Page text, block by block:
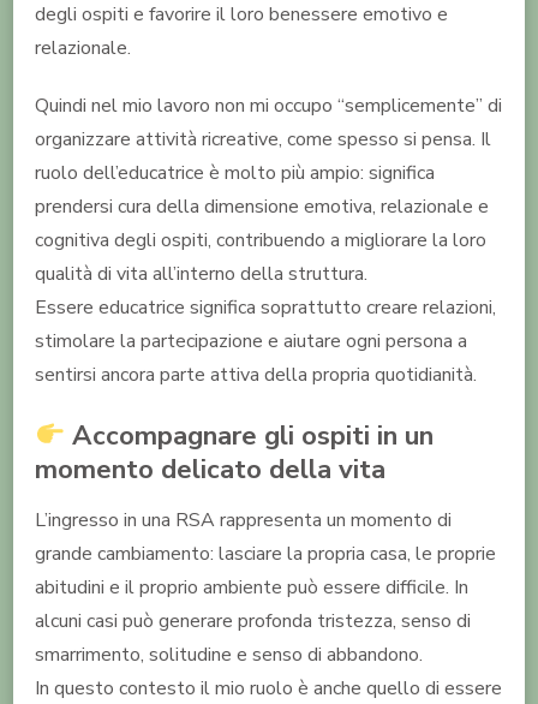
degli ospiti e favorire il loro benessere emotivo e
relazionale.
Quindi nel mio lavoro non mi occupo “semplicemente” di
organizzare attività ricreative, come spesso si pensa. Il
ruolo dell’educatrice è molto più ampio: significa
prendersi cura della dimensione emotiva, relazionale e
cognitiva degli ospiti, contribuendo a migliorare la loro
qualità di vita all’interno della struttura.
Essere educatrice significa soprattutto creare relazioni,
stimolare la partecipazione e aiutare ogni persona a
sentirsi ancora parte attiva della propria quotidianità.
Accompagnare gli ospiti in un
momento delicato della vita
L’ingresso in una RSA rappresenta un momento di
grande cambiamento: lasciare la propria casa, le proprie
abitudini e il proprio ambiente può essere difficile. In
alcuni casi può generare profonda tristezza, senso di
smarrimento, solitudine e senso di abbandono.
In questo contesto il mio ruolo è anche quello di essere